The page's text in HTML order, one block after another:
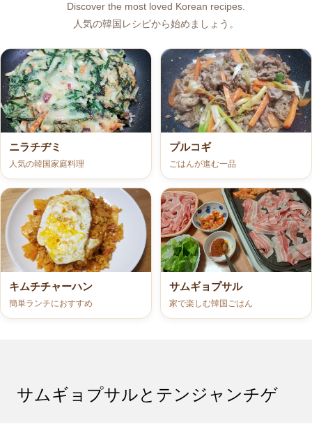
Discover the most loved Korean recipes.
人気の韓国レシピから始めましょう。
ニラチヂミ
人気の韓国家庭料理
プルコギ
ごはんが進む一品
キムチチャーハン
簡単ランチにおすすめ
サムギョプサル
家で楽しむ韓国ごはん
サムギョプサルとテンジャンチゲ